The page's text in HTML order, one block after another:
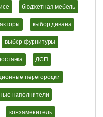
бюджетная мебель
выбор дивана
выбор фурнитуры
ДСП
перегородки
наполнители
кожзаменитель